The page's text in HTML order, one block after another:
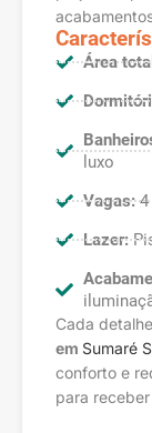
Área
luxo
Vagas:4
Lazer:
Cada
em Sumaré
conforto e
para